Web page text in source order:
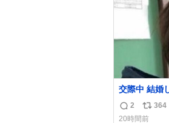
交際中
返
2
リ
364
20時間前